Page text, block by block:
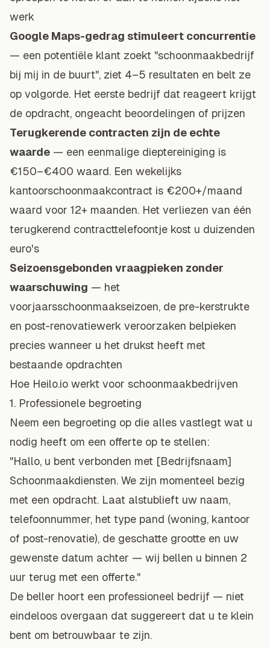
werk
Google Maps-gedrag stimuleert concurrentie
— een potentiële klant zoekt "schoonmaakbedrijf
bij mij in de buurt", ziet 4–5 resultaten en belt ze
op volgorde. Het eerste bedrijf dat reageert krijgt
de opdracht, ongeacht beoordelingen of prijzen
Terugkerende contracten zijn de echte
waarde — een eenmalige dieptereiniging is
€150–€400 waard. Een wekelijks
kantoorschoonmaakcontract is €200+/maand
waard voor 12+ maanden. Het verliezen van één
terugkerend contracttelefoontje kost u duizenden
euro's
Seizoensgebonden vraagpieken zonder
waarschuwing — het
voorjaarsschoonmaakseizoen, de pre-kerstrukte
en post-renovatiewerk veroorzaken belpieken
precies wanneer u het drukst heeft met
bestaande opdrachten
Hoe Heilo.io werkt voor schoonmaakbedrijven
1. Professionele begroeting
Neem een begroeting op die alles vastlegt wat u
nodig heeft om een offerte op te stellen:
"Hallo, u bent verbonden met [Bedrijfsnaam]
Schoonmaakdiensten. We zijn momenteel bezig
met een opdracht. Laat alstublieft uw naam,
telefoonnummer, het type pand (woning, kantoor
of post-renovatie), de geschatte grootte en uw
gewenste datum achter — wij bellen u binnen 2
uur terug met een offerte."
De beller hoort een professioneel bedrijf — niet
eindeloos overgaan dat suggereert dat u te klein
bent om betrouwbaar te zijn.